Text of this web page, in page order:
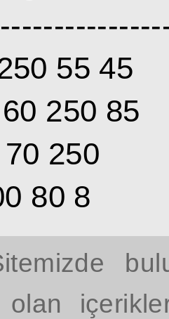
55 45
250 85
250
80 8
olan